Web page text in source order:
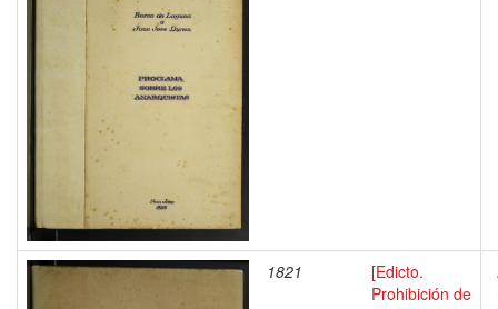
1821
[Edicto.
Prohibición de